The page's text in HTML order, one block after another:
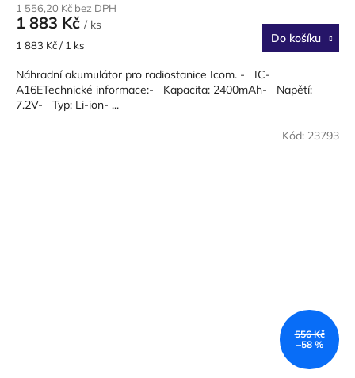
1 556,20 Kč bez DPH
1 883 Kč / ks
Měrná
1 883 Kč / 1 ks Do košíku
Náhradní akumulátor pro radiostanice Icom. - IC-
A16ETechnické informace:- Kapacita: 2400mAh- Napětí:
7.2V- Typ: Li-ion- ...
556 Kč
–58 %
Kód: 23793